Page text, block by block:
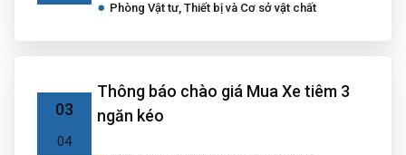
Phòng Vật tư, Thiết bị và Cơ sở vật chất
03
04
Thông báo chào giá Mua Xe tiêm 3
ngăn kéo